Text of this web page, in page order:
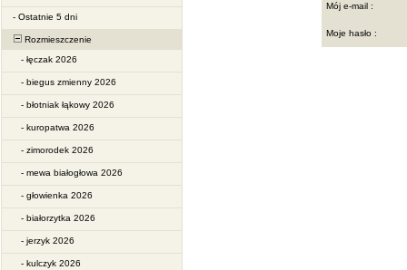
- Ostatnie 5 dni
Rozmieszczenie
- łęczak 2026
- biegus zmienny 2026
- błotniak łąkowy 2026
- kuropatwa 2026
- zimorodek 2026
- mewa białogłowa 2026
- głowienka 2026
- białorzytka 2026
- jerzyk 2026
- kulczyk 2026
Mój e-mail :
Moje hasło :